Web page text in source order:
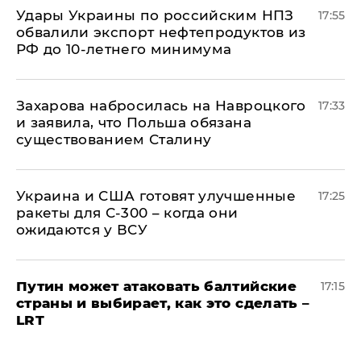
Удары Украины по российским НПЗ
обвалили экспорт нефтепродуктов из
РФ до 10-летнего минимума
17:55
​Захарова набросилась на Навроцкого
и заявила, что Польша обязана
существованием Сталину
17:33
Украина и США готовят улучшенные
ракеты для С-300 – когда они
ожидаются у ВСУ
17:25
Путин может атаковать балтийские
страны и выбирает, как это сделать –
LRT
17:15